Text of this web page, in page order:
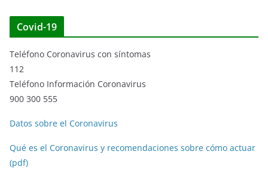
Covid-19
Teléfono Coronavirus con síntomas
112
Teléfono Información Coronavirus
900 300 555
Datos sobre el Coronavirus
Qué es el Coronavirus y recomendaciones sobre cómo actuar
(pdf)